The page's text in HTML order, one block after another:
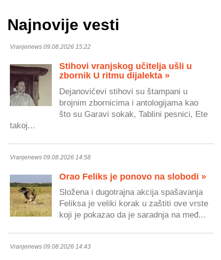
Najnovije vesti
Vranjenews 09.08.2026 15:22
Stihovi vranjskog učitelja ušli u
zbornik U ritmu dijalekta »
Dejanovićevi stihovi su štampani u
brojnim zbornicima i antologijama kao
što su Garavi sokak, Tablini pesnici, Ete
takoj...
Vranjenews 09.08.2026 14:58
Orao Feliks je ponovo na slobodi »
Složena i dugotrajna akcija spašavanja
Feliksa je veliki korak u zaštiti ove vrste
koji je pokazao da je saradnja na međ...
Vranjenews 09.08.2026 14:43